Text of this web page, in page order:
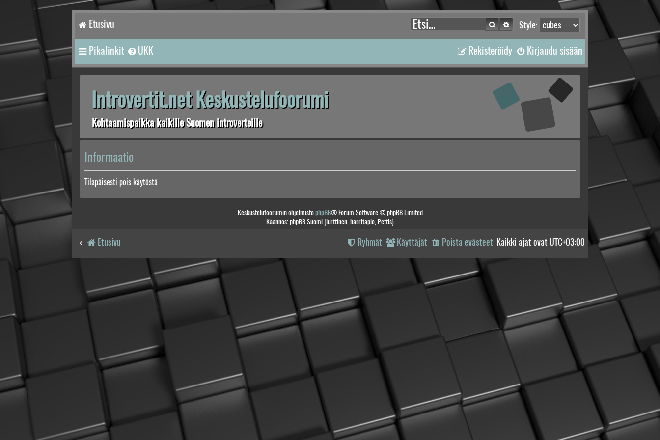
Etusivu Style:
Etsi Tarkennettu haku
Pikalinkit UKK Kirjaudu sisään
Rekisteröidy
Introvertit.net Keskustelufoorumi
Kohtaamispaikka kaikille Suomen introverteille
Informaatio
Tilapäisesti pois käytöstä
Keskustelufoorumin ohjelmistophpBB® Forum Software © phpBB Limited
Käännös: phpBB Suomi (lurttinen, harritapio, Pettis)
Etusivu Kaikki ajat ovat UTC+03:00
Poista evästeet
Käyttäjät
Ryhmät